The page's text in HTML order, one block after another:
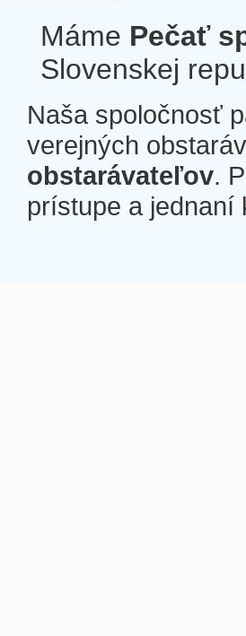
Máme Pečať
Slovenskej
Naša spoločnosť
verejných
obstarávateľov.
prístupe a jednaní